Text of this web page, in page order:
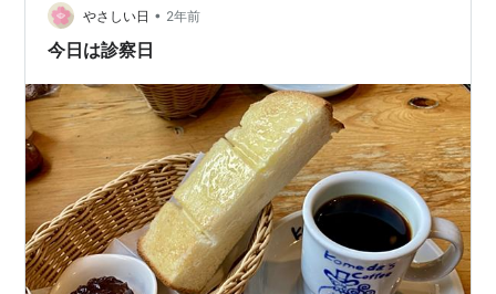
きた嚢胞とかかも？ でもCEAは上がっているぞ？ とい
う…
やさしい日 • 2年前
今日は診察日